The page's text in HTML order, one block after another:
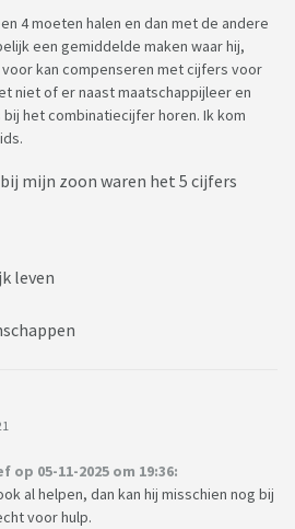
4 moeten halen en dan met de andere
een gemiddelde maken waar hij,
kan compenseren met cijfers voor
niet of er naast maatschappijleer en
het combinatiecijfer horen. Ik kom
mijn zoon waren het 5 cijfers
leven
op 05-11-2025 om 19:36:
al helpen, dan kan hij misschien nog bij
voor hulp.